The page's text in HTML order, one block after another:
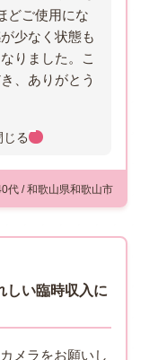
どご使用にな
少なく状態も
りました。こ
、ありがとう
じる
代 / 和歌山県和歌山市
しい臨時収入に
メラをお願いし